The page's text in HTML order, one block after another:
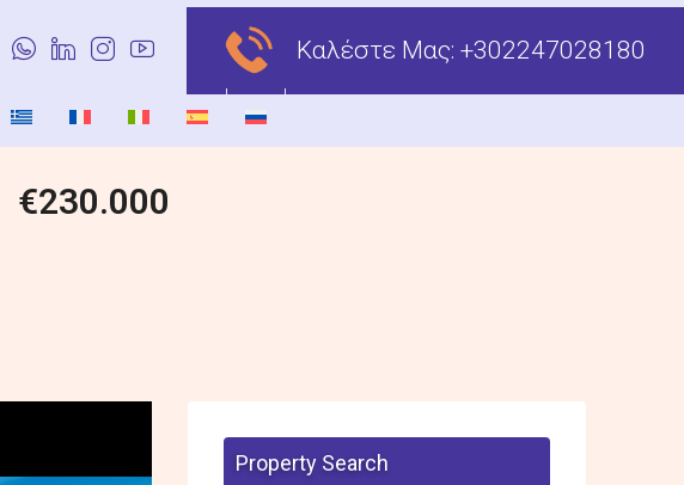
Καλέστε Μας: +302247028180
€230.000
Property Search